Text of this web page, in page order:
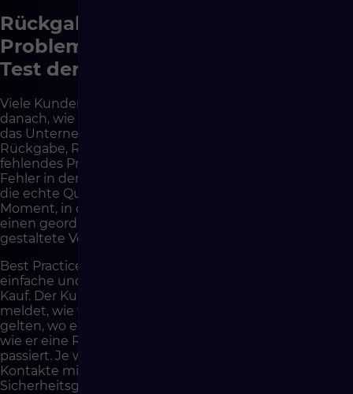
Rückgaben, Reklamationen und
Probleme nach dem Kauf sind ein
Test der E-Commerce-Qualität
Viele Kunden bewerten ein Unternehmen nicht
danach, wie der Kauf aussieht, sondern danach, wie sich
das Unternehmen verhält, wenn ein Problem auftritt.
Rückgabe, Reklamation, beschädigte Sendung,
fehlendes Produkt, Verzögerung, falsche Adresse,
Fehler in der Rechnung oder unklarer Status können
die echte Qualität der Prozesse offenlegen. Das ist der
Moment, in dem der Kunde sieht, ob das Unternehmen
einen geordneten Service hat oder nur eine gut
gestaltete Verkaufsseite.
Best Practices im Kundenservice erfordern klare,
einfache und gut beschriebene Prozesse nach dem
Kauf. Der Kunde sollte wissen, wie er eine Rückgabe
meldet, wie viel Zeit er hat, welche Bedingungen
gelten, wo er das Etikett findet, wann er das Geld erhält,
wie er eine Reklamation meldet und was danach
passiert. Je weniger Unsicherheit, desto weniger
Kontakte mit BOK und desto größer das
Sicherheitsgefühl.